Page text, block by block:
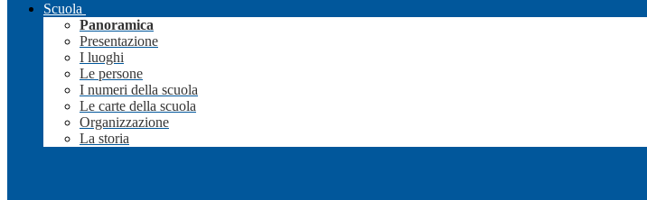
Scuola
Panoramica
Presentazione
I luoghi
Le persone
I numeri della scuola
Le carte della scuola
Organizzazione
La storia